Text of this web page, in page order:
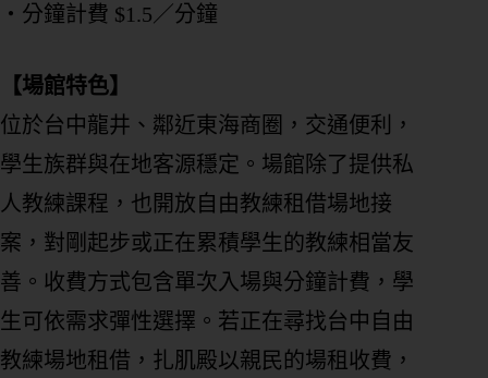
・分鐘計費 $1.5／分鐘
【場館特色】
位於台中龍井、鄰近東海商圈，交通便利，
學生族群與在地客源穩定。場館除了提供私
人教練課程，也開放自由教練租借場地接
案，對剛起步或正在累積學生的教練相當友
善。收費方式包含單次入場與分鐘計費，學
生可依需求彈性選擇。若正在尋找台中自由
教練場地租借，扎肌殿以親民的場租收費，
金
流
會
員
統
免
費
預